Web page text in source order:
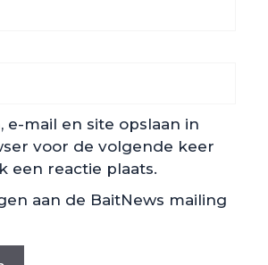
e-mail en site opslaan in
voor de volgende keer
een reactie plaats.
aan de BaitNews mailing